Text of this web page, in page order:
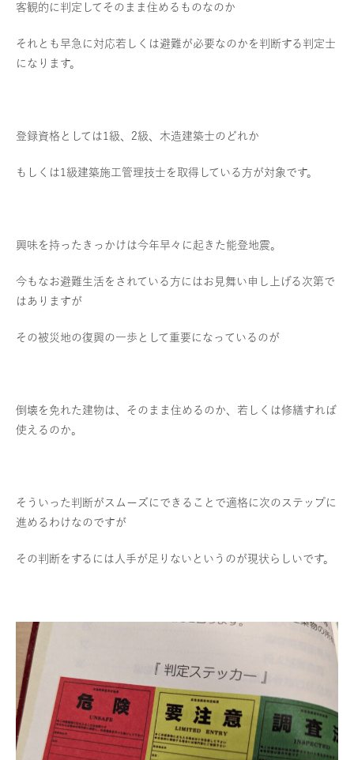
客観的に判定してそのまま住めるものなのか
それとも早急に対応若しくは避難が必要なのかを判断する判定士
になります。
登録資格としては1級、2級、木造建築士のどれか
もしくは1級建築施工管理技士を取得している方が対象です。
興味を持ったきっかけは今年早々に起きた能登地震。
今もなお避難生活をされている方にはお見舞い申し上げる次第で
はありますが
その被災地の復興の一歩として重要になっているのが
倒壊を免れた建物は、そのまま住めるのか、若しくは修繕すれば
使えるのか。
そういった判断がスムーズにできることで適格に次のステップに
進めるわけなのですが
その判断をするには人手が足りないというのが現状らしいです。